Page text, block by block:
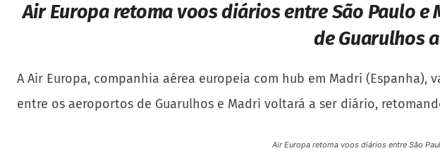
Air Europa retoma voos diários entre São Paulo e
de Guarulhos
A Air Europa, companhia aérea europeia com hub em Madri
entre os aeroportos de Guarulhos e Madri voltará a ser diário,
Air Europa retoma voos diários entre São